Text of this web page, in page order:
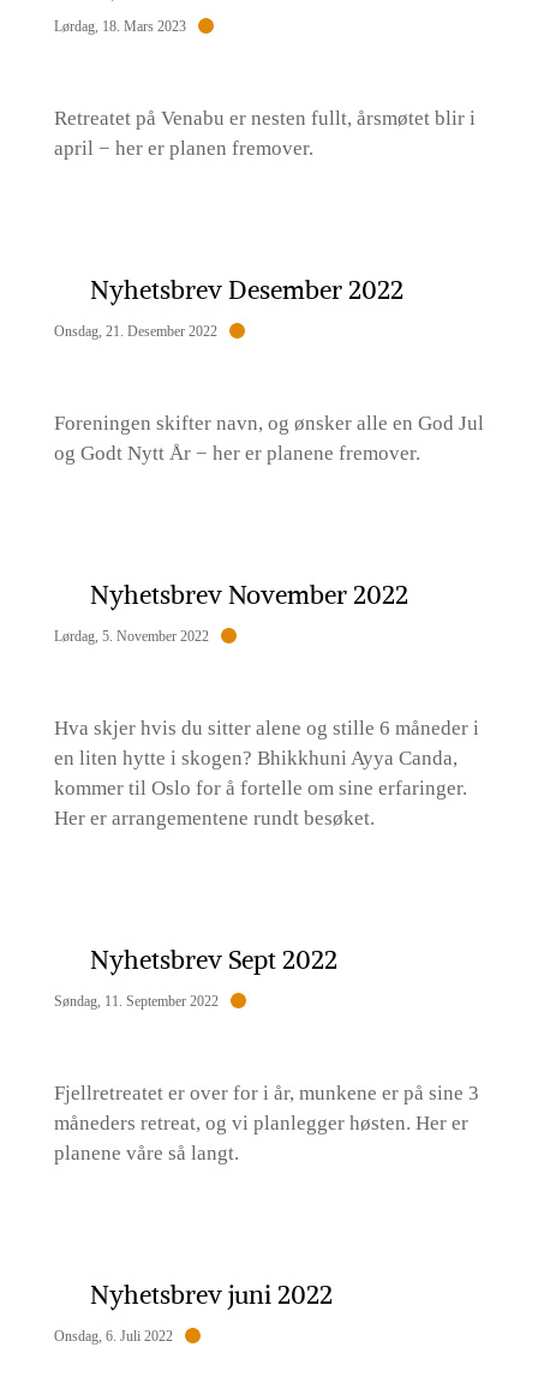
Lørdag, 18. Mars 2023
Retreatet på Venabu er nesten fullt, årsmøtet blir i
april − her er planen fremover.
Nyhetsbrev Desember 2022
Onsdag, 21. Desember 2022
Foreningen skifter navn, og ønsker alle en God Jul
og Godt Nytt År − her er planene fremover.
Nyhetsbrev November 2022
Lørdag, 5. November 2022
Hva skjer hvis du sitter alene og stille 6 måneder i
en liten hytte i skogen? Bhikkhuni Ayya Canda,
kommer til Oslo for å fortelle om sine erfaringer.
Her er arrangementene rundt besøket.
Nyhetsbrev Sept 2022
Søndag, 11. September 2022
Fjellretreatet er over for i år, munkene er på sine 3
måneders retreat, og vi planlegger høsten. Her er
planene våre så langt.
Nyhetsbrev juni 2022
Onsdag, 6. Juli 2022